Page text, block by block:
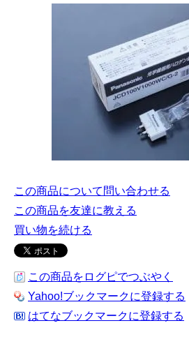
この商品について問い合わせる
この商品を友達に教える
買い物を続ける
この商品をログピでつぶやく
Yahoo!ブックマークに登録する
はてなブックマークに登録する